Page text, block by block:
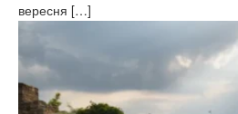
вересня […]